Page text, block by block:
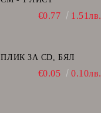
€0.77 1.51лв.
ПЛИК ЗА CD, БЯЛ
€0.05 0.10лв.